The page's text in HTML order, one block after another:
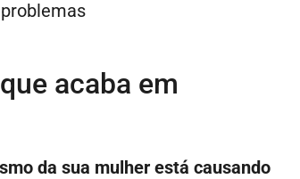
acaba em
da sua mulher está causando